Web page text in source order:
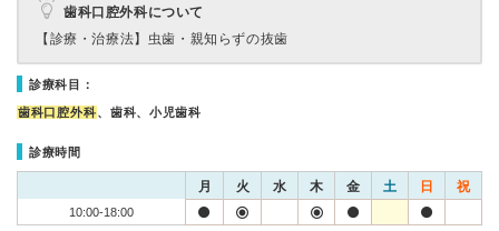
歯科口腔外科について
【診療・治療法】 虫歯・親知らずの抜歯
診療科目：
歯科口腔外科、歯科、小児歯科
診療時間
月 火 水 木 金 土 日 祝
10:00-18:00